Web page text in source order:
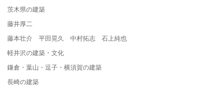
茨木県の建築
藤井厚二
藤本壮介 平田晃久 中村拓志 石上純也
軽井沢の建築・文化
鎌倉・葉山・逗子・横須賀の建築
長崎の建築